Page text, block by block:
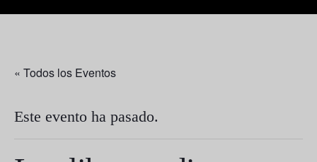
« Todos los Eventos
Este evento ha pasado.